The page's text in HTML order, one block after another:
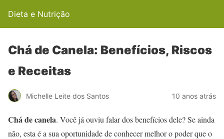
Dieta e Nutrição
Chá de Canela: Benefícios, Riscos
e Receitas
Michelle Leite dos Santos 10 anos atrás
Chá de canela. Você já ouviu falar dos benefícios dele? Se ainda
não, esta é a sua oportunidade de conhecer melhor o poder que o